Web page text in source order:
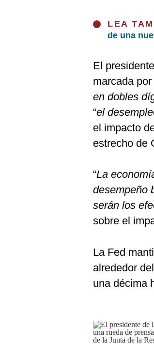
LEA
de una
El
marcada
en dobles
“el
el impacto
estrecho de
“La
desempeño
serán los
sobre el
La Fed
alrededor
una décima